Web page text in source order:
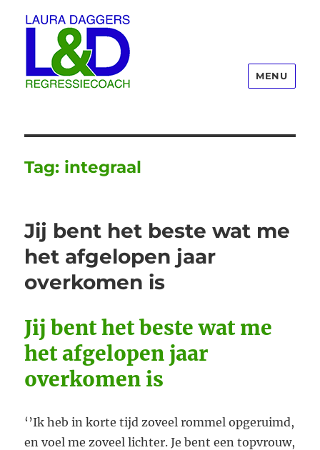
MENU
Tag: integraal
Jij bent het beste wat me
het afgelopen jaar
overkomen is
Jij bent het beste wat me
het afgelopen jaar
overkomen is
‘’Ik heb in korte tijd zoveel rommel opgeruimd,
en voel me zoveel lichter. Je bent een topvrouw,